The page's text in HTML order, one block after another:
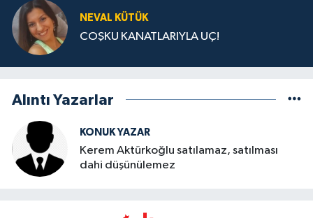
NEVAL KÜTÜK
COŞKU KANATLARIYLA UÇ!
Alıntı Yazarlar
KONUK YAZAR
Kerem Aktürkoğlu satılamaz, satılması
dahi düşünülemez